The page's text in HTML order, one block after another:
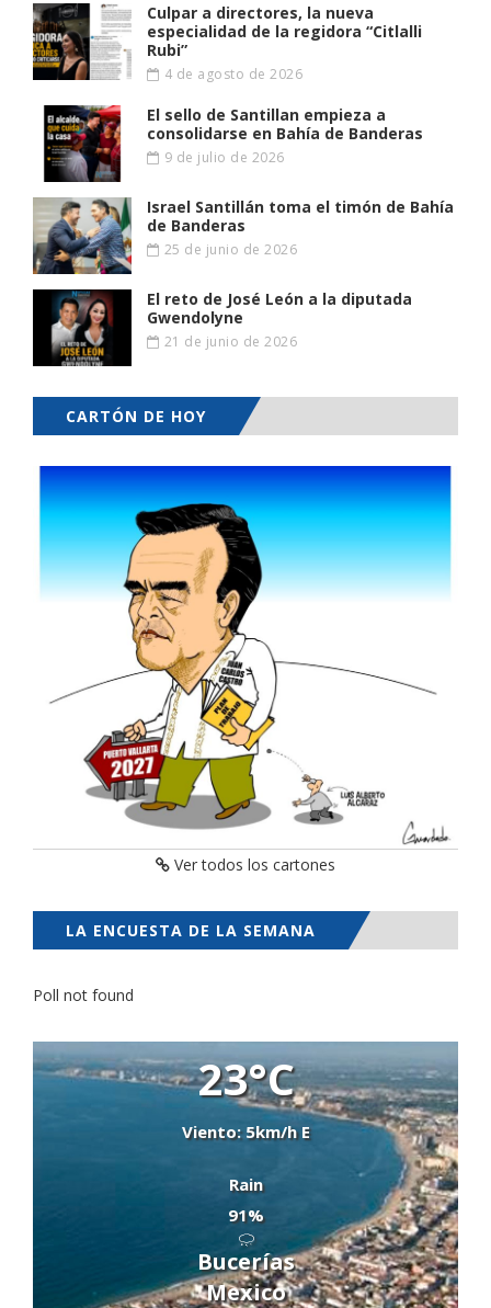
Culpar a directores, la nueva
especialidad de la regidora “Citlalli
Rubi”
4 de agosto de 2026
El sello de Santillan empieza a
consolidarse en Bahía de Banderas
9 de julio de 2026
Israel Santillán toma el timón de Bahía
de Banderas
25 de junio de 2026
El reto de José León a la diputada
Gwendolyne
21 de junio de 2026
CARTÓN DE HOY
Ver todos los cartones
LA ENCUESTA DE LA SEMANA
Poll not found
23°C
Viento: 5km/h E
Rain
91%
Bucerías
Mexico